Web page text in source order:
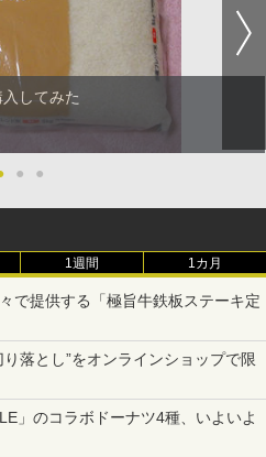
してみた
● ●
1週間 1カ月
で提供する「極旨牛鉄板ステーキ定
落とし”をオンラインショップで限
」のコラボドーナツ4種、いよいよ